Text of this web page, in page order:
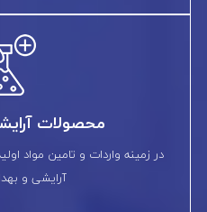
محصولات
در زمینه واردات و تامین مواد
آرایشی و